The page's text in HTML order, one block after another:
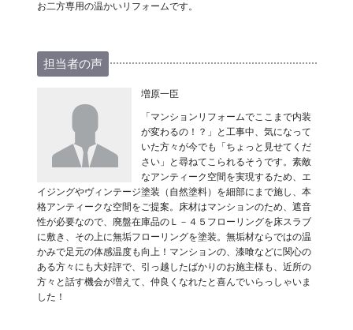
お二方専用の温かいリフォームです。
担当者の声
増原一臣
「マンションリフォームでここまで内装
が変わるの！？」と工事中、気になって
いた方々が今でも「ちょっと見せてくだ
さい」と尋ねてこられるそうです。素敵
なアンティーク空間を実現するため、エ
イジングやヴィンテージ塗装（自然塗料）を細部にまで施し、本
格アンティークな空間をご提案。床材はマンションのため、遮音
性が必要なので、廃盤在庫品のＬ－４５フローリングを床スラブ
に敷き、その上に無垢フローリングを塗装。無垢材ならではの温
かみで足元の体感温度も向上！マンションの、漆喰などに関心の
ある方々にも大好評で、引っ越したばかりのお施主様も、近所の
方々と話す機会が増えて、仲良くなれたと喜んでいらっしゃいま
した！